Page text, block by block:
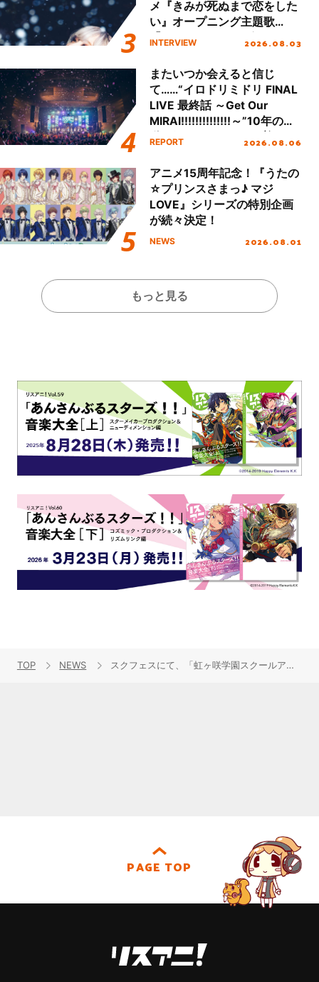
メ『きみが死ぬまで恋をした
い』オープニング主題歌
「Amore」インタビュー
INTERVIEW 2026.08.03
またいつか会えると信じ
て……“イロドリミドリ FINAL
LIVE 最終話 ～Get Our
MIRAI!!!!!!!!!!!!!!～”10年の活
動を経てファイナルを迎える
REPORT 2026.08.06
アニメ15周年記念！『うたの
☆プリンスさまっ♪ マジ
LOVE』シリーズの特別企画
が続々決定！
NEWS 2026.08.01
もっと見る
TOP NEWS スクフェスにて、「虹ヶ咲学園スクールアイドル同好会」デビューアルバム『TOKIMEKI Runners』発売記念キャンペーン開催！
PAGE TOP